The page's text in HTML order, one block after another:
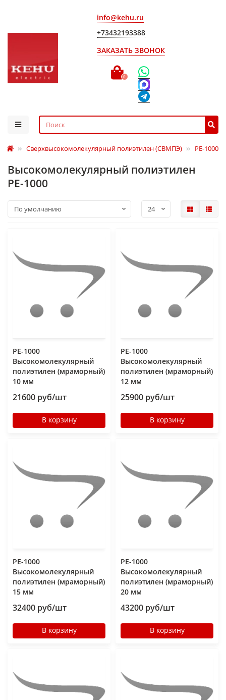
info@kehu.ru
+73432193388
ЗАКАЗАТЬ ЗВОНОК
0
Сверхвысокомолекулярный полиэтилен (СВМПЭ) РЕ-1000
Высокомолекулярный полиэтилен
РЕ-1000
РЕ-1000
Высокомолекулярный
полиэтилен (мраморный)
10 мм
21600 руб/шт
В корзину
РЕ-1000
Высокомолекулярный
полиэтилен (мраморный)
12 мм
25900 руб/шт
В корзину
РЕ-1000
Высокомолекулярный
полиэтилен (мраморный)
15 мм
32400 руб/шт
В корзину
РЕ-1000
Высокомолекулярный
полиэтилен (мраморный)
20 мм
43200 руб/шт
В корзину